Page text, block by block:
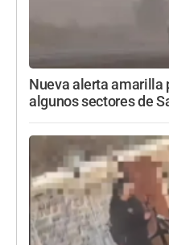
Nueva alerta amarilla
algunos sectores de